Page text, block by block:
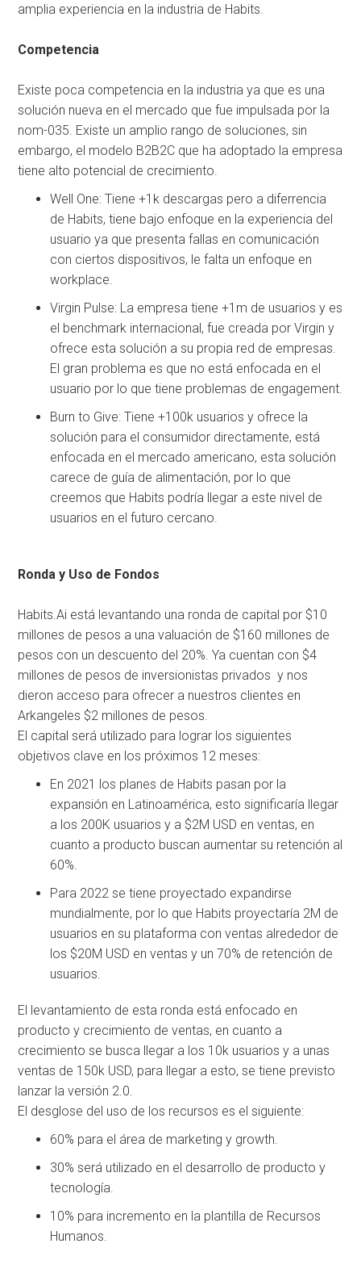
amplia experiencia en la industria de Habits.
Competencia
Existe poca competencia en la industria ya que es una
solución nueva en el mercado que fue impulsada por la
nom-035. Existe un amplio rango de soluciones, sin
embargo, el modelo B2B2C que ha adoptado la empresa
tiene alto potencial de crecimiento.
Well One: Tiene +1k descargas pero a diferrencia
de Habits, tiene bajo enfoque en la experiencia del
usuario ya que presenta fallas en comunicación
con ciertos dispositivos, le falta un enfoque en
workplace.
Virgin Pulse: La empresa tiene +1m de usuarios y es
el benchmark internacional, fue creada por Virgin y
ofrece esta solución a su propia red de empresas.
El gran problema es que no está enfocada en el
usuario por lo que tiene problemas de engagement.
Burn to Give: Tiene +100k usuarios y ofrece la
solución para el consumidor directamente, está
enfocada en el mercado americano, esta solución
carece de guía de alimentación, por lo que
creemos que Habits podría llegar a este nivel de
usuarios en el futuro cercano.
Ronda y Uso de Fondos
Habits.Ai está levantando una ronda de capital por $10
millones de pesos a una valuación de $160 millones de
pesos con un descuento del 20%. Ya cuentan con $4
millones de pesos de inversionistas privados y nos
dieron acceso para ofrecer a nuestros clientes en
Arkangeles $2 millones de pesos.
El capital será utilizado para lograr los siguientes
objetivos clave en los próximos 12 meses:
En 2021 los planes de Habits pasan por la
expansión en Latinoamérica, esto significaría llegar
a los 200K usuarios y a $2M USD en ventas, en
cuanto a producto buscan aumentar su retención al
60%.
Para 2022 se tiene proyectado expandirse
mundialmente, por lo que Habits proyectaría 2M de
usuarios en su plataforma con ventas alrededor de
los $20M USD en ventas y un 70% de retención de
usuarios.
El levantamiento de esta ronda está enfocado en
producto y crecimiento de ventas, en cuanto a
crecimiento se busca llegar a los 10k usuarios y a unas
ventas de 150k USD, para llegar a esto, se tiene previsto
lanzar la versión 2.0.
El desglose del uso de los recursos es el siguiente:
60% para el área de marketing y growth.
30% será utilizado en el desarrollo de producto y
tecnología.
10% para incremento en la plantilla de Recursos
Humanos.